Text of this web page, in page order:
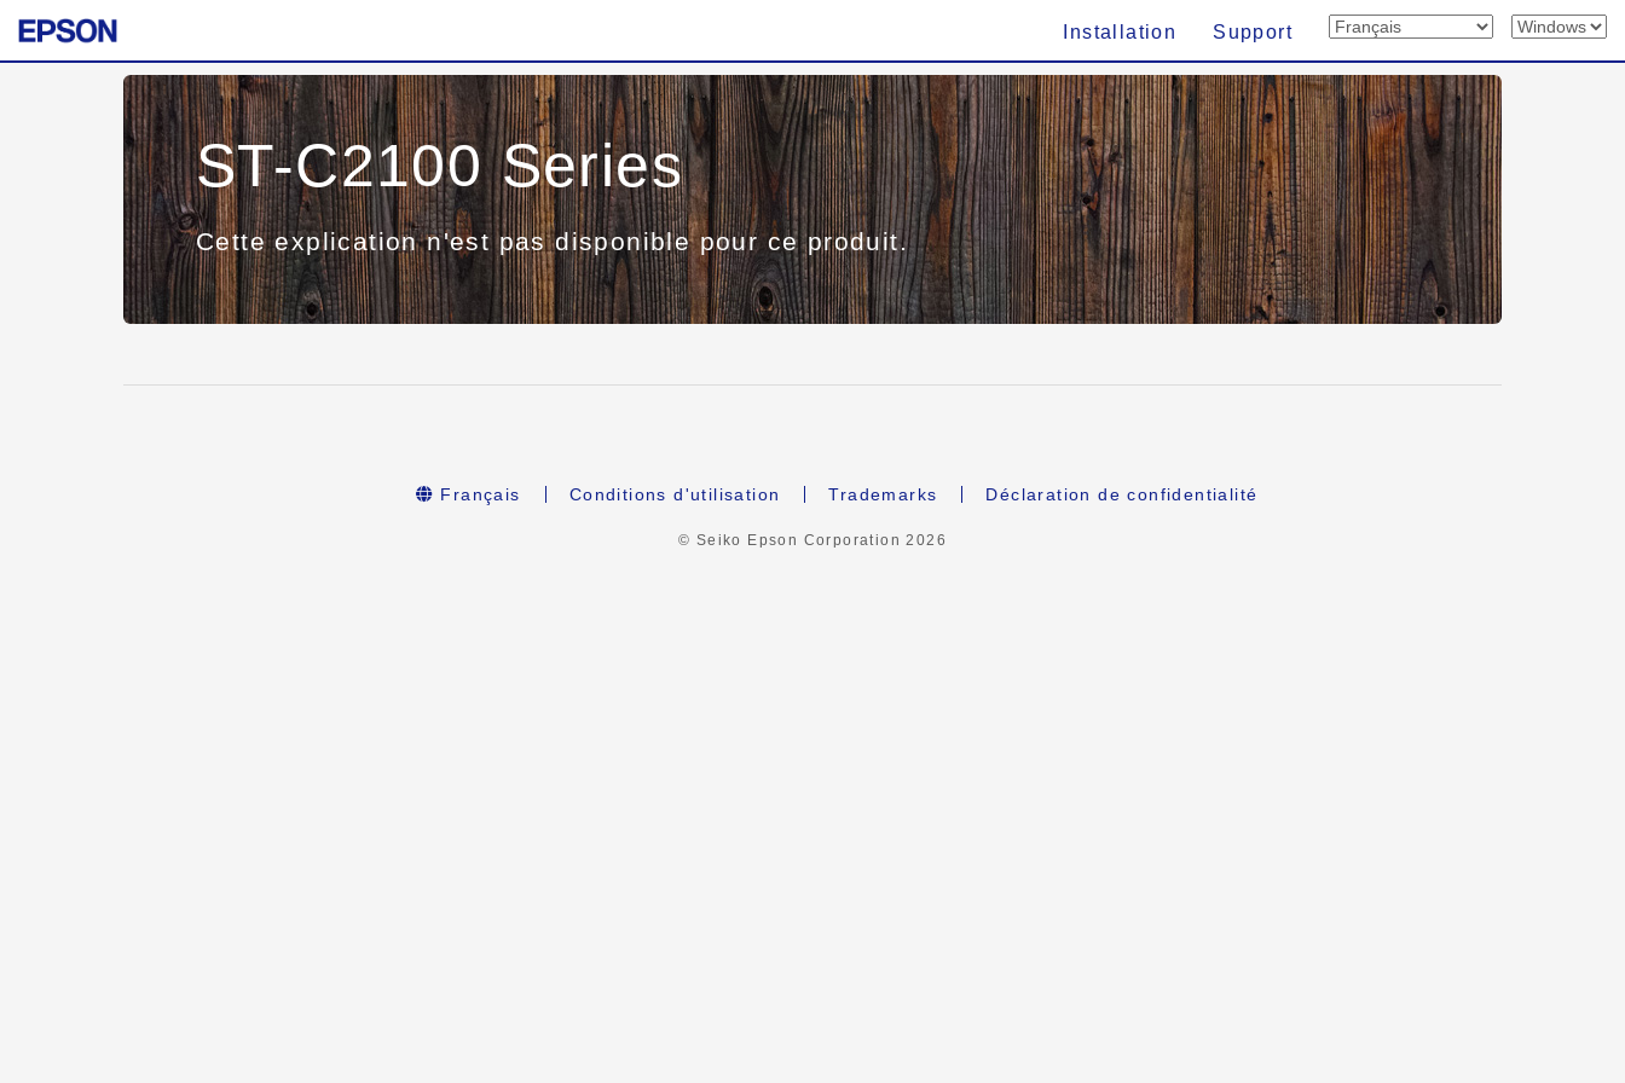
Installation Support
ST-C2100 Series
Cette explication n'est pas disponible pour ce produit.
Français Conditions d'utilisation Trademarks Déclaration de confidentialité
© Seiko Epson Corporation2026